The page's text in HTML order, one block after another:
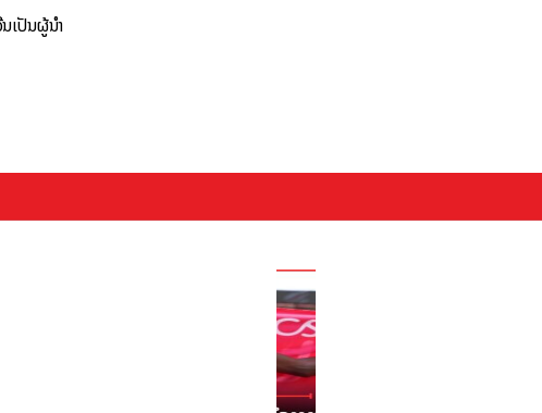
ເປັນຜູ້ນຳ